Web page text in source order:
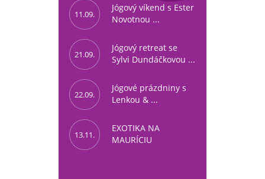
11.09.
Jógový víkend s Ester
Novotnou ...
21.09.
Jógový retreat se
Sylvi Dundáčkovou ...
22.09.
Jógové prázdniny s
Lenkou & ...
13.11.
EXOTIKA NA
MAURÍCIU